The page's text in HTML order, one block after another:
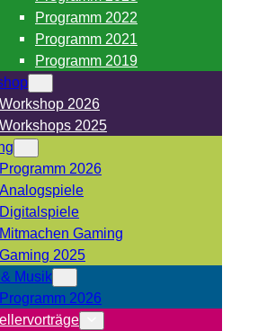
Programm 2022
Programm 2021
Programm 2019
Workshop 2026
Workshops 2025
Programm 2026
Analogspiele
Digitalspiele
Mitmachen Gaming
Gaming 2025
Musik
Programm 2026